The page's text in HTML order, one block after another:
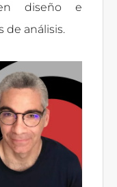
en diseño e
análisis.